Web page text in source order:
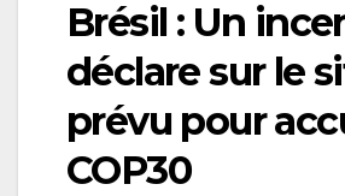
Brésil : Un
déclare sur le
prévu pour
COP30